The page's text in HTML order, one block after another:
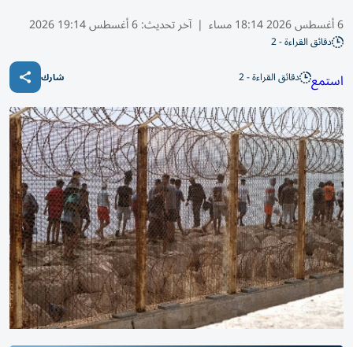
6 أغسطس 2026 18:14 مساء | آخر تحديث:6 أغسطس 19:14 2026
دقائق القراءة - 2
استمع دقائق القراءة - 2 شارك